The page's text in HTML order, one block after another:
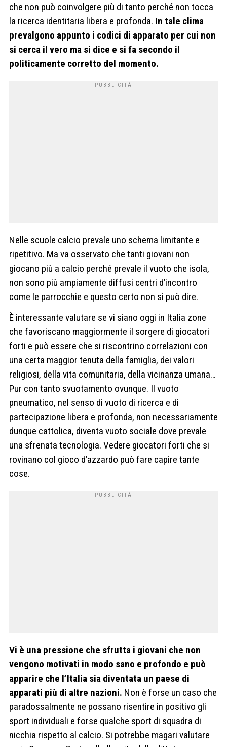
che non può coinvolgere più di tanto perché non tocca
la ricerca identitaria libera e profonda. In tale clima
prevalgono appunto i codici di apparato per cui non
si cerca il vero ma si dice e si fa secondo il
politicamente corretto del momento.
Nelle scuole calcio prevale uno schema limitante e
ripetitivo. Ma va osservato che tanti giovani non
giocano più a calcio perché prevale il vuoto che isola,
non sono più ampiamente diffusi centri d’incontro
come le parrocchie e questo certo non si può dire.
È interessante valutare se vi siano oggi in Italia zone
che favoriscano maggiormente il sorgere di giocatori
forti e può essere che si riscontrino correlazioni con
una certa maggior tenuta della famiglia, dei valori
religiosi, della vita comunitaria, della vicinanza umana…
Pur con tanto svuotamento ovunque. Il vuoto
pneumatico, nel senso di vuoto di ricerca e di
partecipazione libera e profonda, non necessariamente
dunque cattolica, diventa vuoto sociale dove prevale
una sfrenata tecnologia. Vedere giocatori forti che si
rovinano col gioco d’azzardo può fare capire tante
cose.
Vi è una pressione che sfrutta i giovani che non
vengono motivati in modo sano e profondo e può
apparire che l’Italia sia diventata un paese di
apparati più di altre nazioni. Non è forse un caso che
paradossalmente ne possano risentire in positivo gli
sport individuali e forse qualche sport di squadra di
nicchia rispetto al calcio. Si potrebbe magari valutare